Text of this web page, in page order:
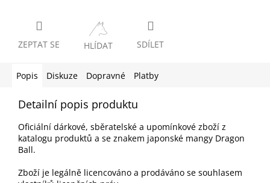
ZEPTAT SE HLÍDAT SDÍLET
Popis Diskuze Dopravné Platby
Detailní popis produktu
Oficiální dárkové, sběratelské a upomínkové zboží z
katalogu produktů a se znakem japonské mangy Dragon
Ball.
Zboží je legálně licencováno a prodáváno se souhlasem